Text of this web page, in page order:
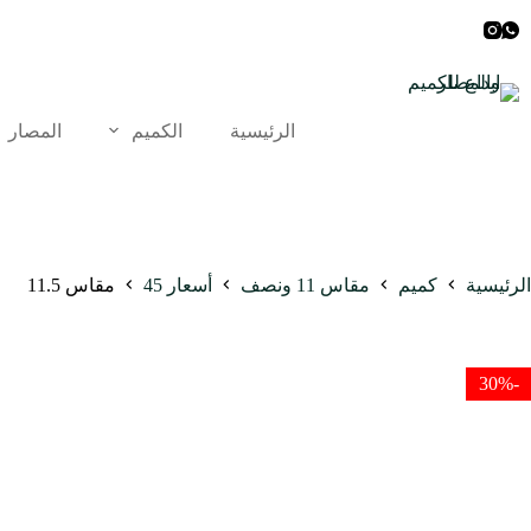
إلى
الرئيسية الكميم المصار
الرئيسية كميم مقاس 11 ونصف أسعار 45 مقاس 11.5
-30%